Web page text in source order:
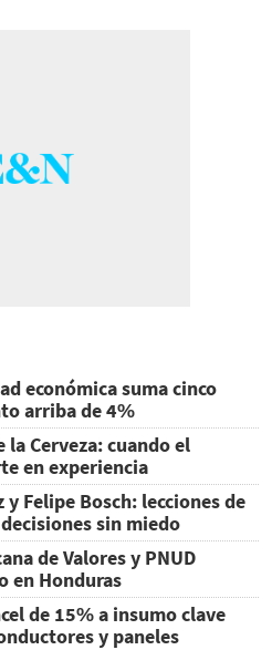
económica suma cinco
arriba de 4%
Cerveza: cuando el
en experiencia
Felipe Bosch: lecciones de
sin miedo
de Valores y PNUD
en Honduras
de 15% a insumo clave
y paneles